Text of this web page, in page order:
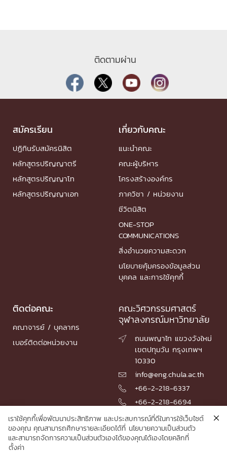
ติดตามผ่าน
สมัครเรียน
ปฏิทินรับสมัครนิสิต
หลักสูตรปริญญาตรี
หลักสูตรปริญญาโท
หลักสูตรปริญญาเอก
เกี่ยวกับคณะ
แนะนำคณะ
คณะผู้บริหาร
โครงสร้างองค์กร
ภาควิชา / หน่วยงาน
ชีวิตนิสิต
ONE-STOP
COMMUNICATIONS
สิ่งอำนวยความสะดวก
นโยบายคุ้มครองข้อมูลส่วน
บุคคล และการใช้คุกกี้
ติดต่อคณะ
คณาจารย์ / บุคลากร
เบอร์ติดต่อหน่วยงาน
คณะวิศวกรรมศาสตร์
จุฬาลงกรณ์มหาวิทยาลัย

ถนนพญาไท แขวงวังใหม่
เขตปทุมวัน กรุงเทพฯ
10330
 info@eng.chula.ac.th
 +66-2-218-6337
 +66-2-218-6694
© 2026 Faculty of Engineering, Chulalongkorn University
เราใช้คุกกี้เพื่อพัฒนาประสิทธิภาพ และประสบการณ์ที่ดีในการใช้เว็บไซต์
ของคุณ คุณสามารถศึกษารายละเอียดได้ที่ นโยบายความเป็นส่วนตัว
และสามารถจัดการความเป็นส่วนตัวเองได้ของคุณได้เองโดยคลิกที่
ตั้งค่า